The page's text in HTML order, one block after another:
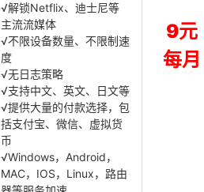
√解锁Netflix、迪士尼等
主流流媒体
√不限设备数量、不限制速
度
√无日志策略
√支持中文、英文、日文等
√提供大量的付款选择，包
括支付宝、微信、虚拟货
币
√Windows，Android，
MAC，IOS，Linux，路由
9元
每月